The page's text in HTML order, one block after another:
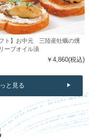
フト】お中元 三陸産牡蠣の燻
ーブオイル漬
￥4,860(税込)
と見る